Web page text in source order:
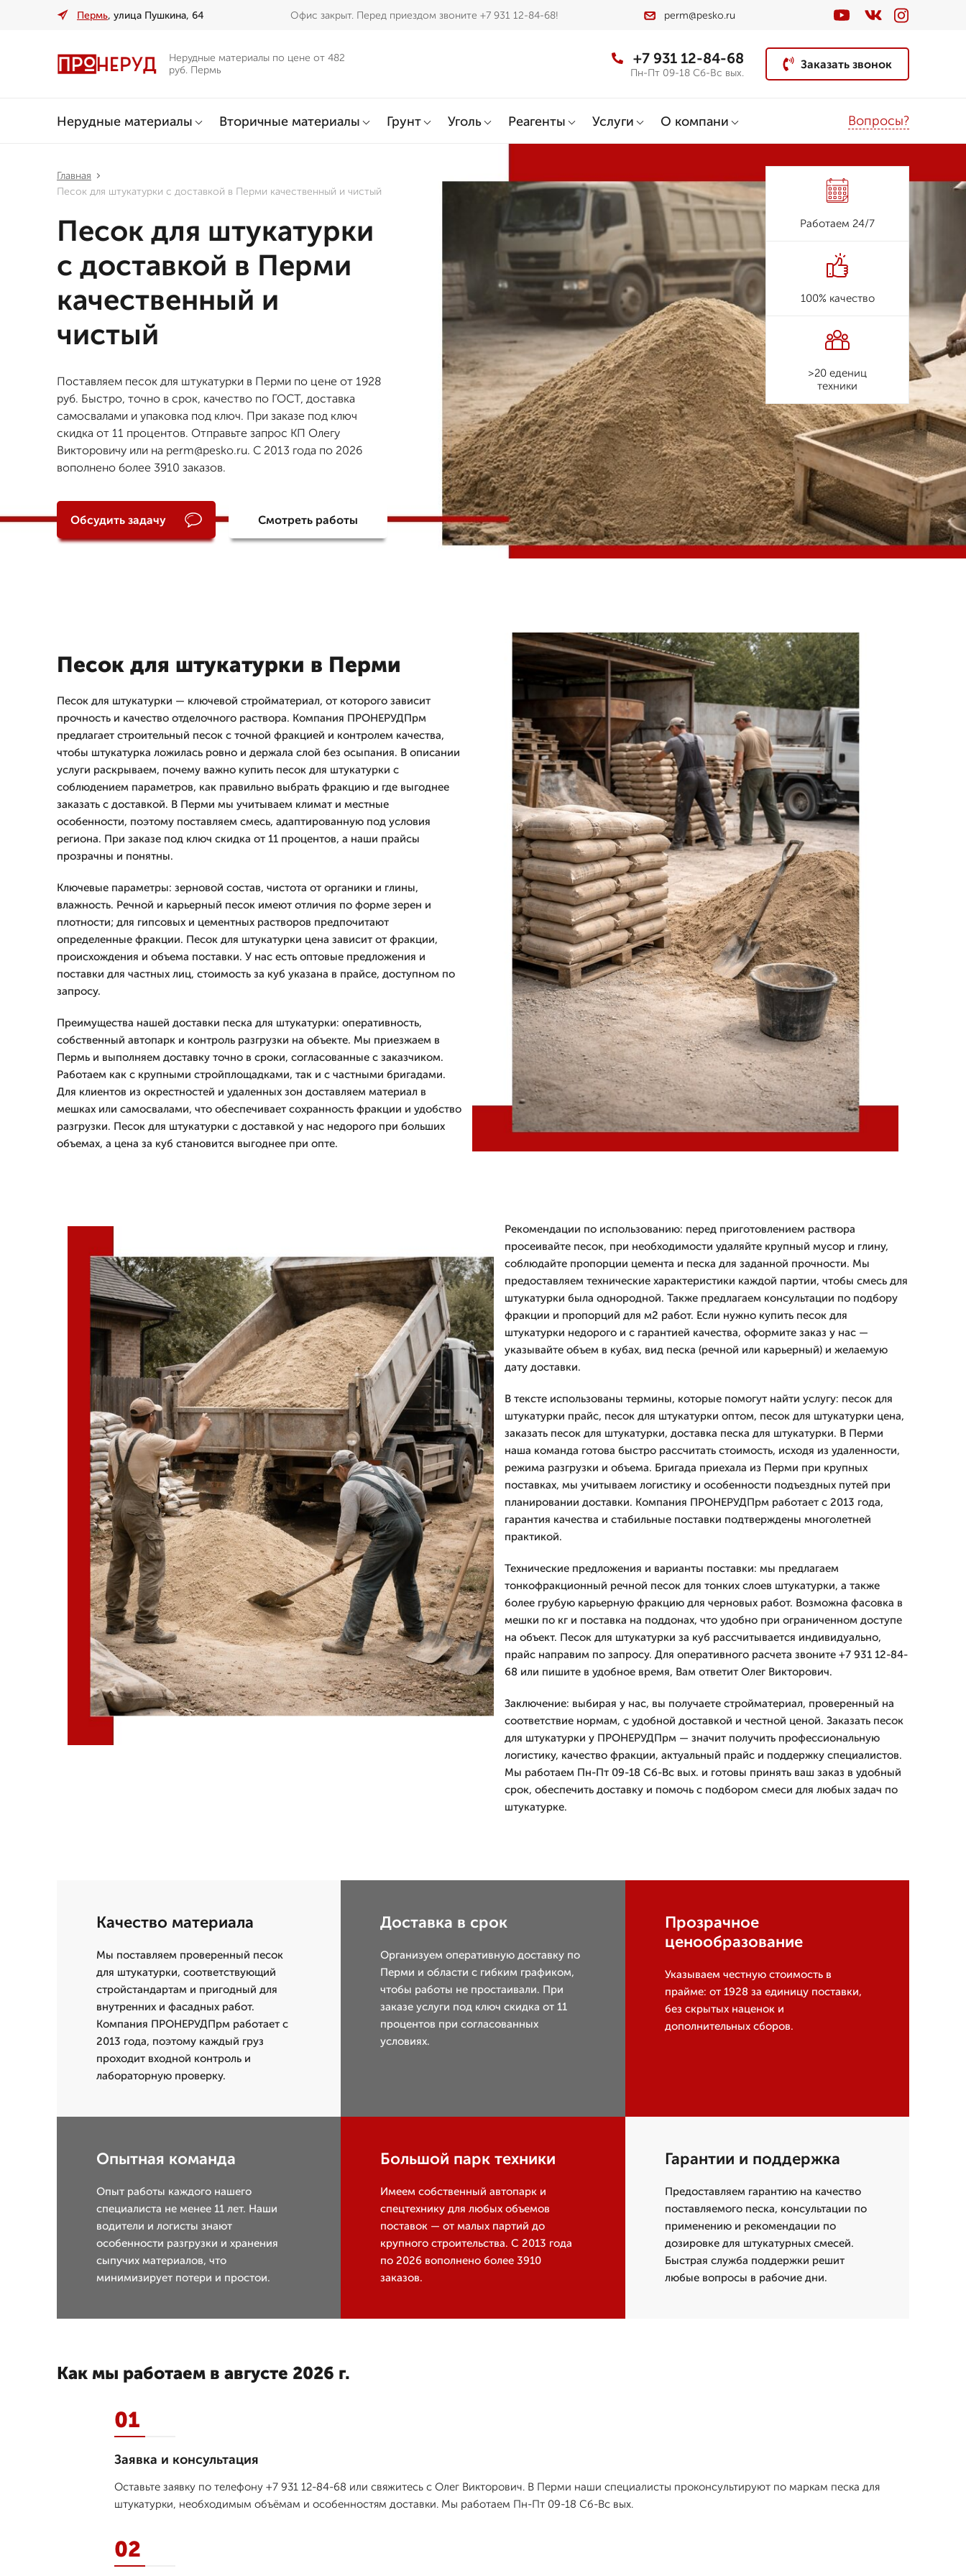
Пермь, улица Пушкина, 64 Офис закрыт. Перед приездом звоните +7 931 12-84-68! perm@pesko.ru
Нерудные материалы по цене от 482
руб. Пермь
+7 931 12-84-68
Пн-Пт 09-18 Сб-Вс вых.
Заказать звонок
Нерудные материалы Вторичные материалы Грунт Уголь Реагенты Услуги О компани Вопросы?
Главная
Песок для штукатурки с доставкой в Перми качественный и чистый
Песок для штукатурки
с доставкой в Перми
качественный и
чистый
Поставляем песок для штукатурки в Перми по цене от 1928
руб. Быстро, точно в срок, качество по ГОСТ, доставка
самосвалами и упаковка под ключ. При заказе под ключ
скидка от 11 процентов. Отправьте запрос КП Олегу
Викторовичу или на perm@pesko.ru. С 2013 года по 2026
вополнено более 3910 заказов.
Обсудить задачу Смотреть работы
Работаем 24/7
100% качество
>20 едениц
техники
Песок для штукатурки в Перми
Песок для штукатурки — ключевой стройматериал, от которого зависит
прочность и качество отделочного раствора. Компания ПРОНЕРУДПрм
предлагает строительный песок с точной фракцией и контролем качества,
чтобы штукатурка ложилась ровно и держала слой без осыпания. В описании
услуги раскрываем, почему важно купить песок для штукатурки с
соблюдением параметров, как правильно выбрать фракцию и где выгоднее
заказать с доставкой. В Перми мы учитываем климат и местные
особенности, поэтому поставляем смесь, адаптированную под условия
региона. При заказе под ключ скидка от 11 процентов, а наши прайсы
прозрачны и понятны.
Ключевые параметры: зерновой состав, чистота от органики и глины,
влажность. Речной и карьерный песок имеют отличия по форме зерен и
плотности; для гипсовых и цементных растворов предпочитают
определенные фракции. Песок для штукатурки цена зависит от фракции,
происхождения и объема поставки. У нас есть оптовые предложения и
поставки для частных лиц, стоимость за куб указана в прайсе, доступном по
запросу.
Преимущества нашей доставки песка для штукатурки: оперативность,
собственный автопарк и контроль разгрузки на объекте. Мы приезжаем в
Пермь и выполняем доставку точно в сроки, согласованные с заказчиком.
Работаем как с крупными стройплощадками, так и с частными бригадами.
Для клиентов из окрестностей и удаленных зон доставляем материал в
мешках или самосвалами, что обеспечивает сохранность фракции и удобство
разгрузки. Песок для штукатурки с доставкой у нас недорого при больших
объемах, а цена за куб становится выгоднее при опте.
Рекомендации по использованию: перед приготовлением раствора
просеивайте песок, при необходимости удаляйте крупный мусор и глину,
соблюдайте пропорции цемента и песка для заданной прочности. Мы
предоставляем технические характеристики каждой партии, чтобы смесь для
штукатурки была однородной. Также предлагаем консультации по подбору
фракции и пропорций для м2 работ. Если нужно купить песок для
штукатурки недорого и с гарантией качества, оформите заказ у нас —
указывайте объем в кубах, вид песка (речной или карьерный) и желаемую
дату доставки.
В тексте использованы термины, которые помогут найти услугу: песок для
штукатурки прайс, песок для штукатурки оптом, песок для штукатурки цена,
заказать песок для штукатурки, доставка песка для штукатурки. В Перми
наша команда готова быстро рассчитать стоимость, исходя из удаленности,
режима разгрузки и объема. Бригада приехала из Перми при крупных
поставках, мы учитываем логистику и особенности подъездных путей при
планировании доставки. Компания ПРОНЕРУДПрм работает с 2013 года,
гарантия качества и стабильные поставки подтверждены многолетней
практикой.
Технические предложения и варианты поставки: мы предлагаем
тонкофракционный речной песок для тонких слоев штукатурки, а также
более грубую карьерную фракцию для черновых работ. Возможна фасовка в
мешки по кг и поставка на поддонах, что удобно при ограниченном доступе
на объект. Песок для штукатурки за куб рассчитывается индивидуально,
прайс направим по запросу. Для оперативного расчета звоните +7 931 12-84-
68 или пишите в удобное время, Вам ответит Олег Викторович.
Заключение: выбирая у нас, вы получаете стройматериал, проверенный на
соответствие нормам, с удобной доставкой и честной ценой. Заказать песок
для штукатурки у ПРОНЕРУДПрм — значит получить профессиональную
логистику, качество фракции, актуальный прайс и поддержку специалистов.
Мы работаем Пн-Пт 09-18 Сб-Вс вых. и готовы принять ваш заказ в удобный
срок, обеспечить доставку и помочь с подбором смеси для любых задач по
штукатурке.
Качество материала
Мы поставляем проверенный песок
для штукатурки, соответствующий
стройстандартам и пригодный для
внутренних и фасадных работ.
Компания ПРОНЕРУДПрм работает с
2013 года, поэтому каждый груз
проходит входной контроль и
лабораторную проверку.
Доставка в срок
Организуем оперативную доставку по
Перми и области с гибким графиком,
чтобы работы не простаивали. При
заказе услуги под ключ скидка от 11
процентов при согласованных
условиях.
Прозрачное
ценообразование
Указываем честную стоимость в
прайме: от 1928 за единицу поставки,
без скрытых наценок и
дополнительных сборов.
Опытная команда
Опыт работы каждого нашего
специалиста не менее 11 лет. Наши
водители и логисты знают
особенности разгрузки и хранения
сыпучих материалов, что
минимизирует потери и простои.
Большой парк техники
Имеем собственный автопарк и
спецтехнику для любых объемов
поставок — от малых партий до
крупного строительства. С 2013 года
по 2026 вополнено более 3910
заказов.
Гарантии и поддержка
Предоставляем гарантию на качество
поставляемого песка, консультации по
применению и рекомендации по
дозировке для штукатурных смесей.
Быстрая служба поддержки решит
любые вопросы в рабочие дни.
Как мы работаем в августе 2026 г.
01
Заявка и консультация
Оставьте заявку по телефону +7 931 12-84-68 или свяжитесь с Олег Викторович. В Перми наши специалисты проконсультируют по маркам песка для
штукатурки, необходимым объёмам и особенностям доставки. Мы работаем Пн-Пт 09-18 Сб-Вс вых.
02